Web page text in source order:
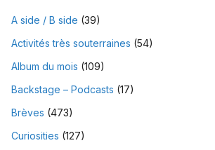
A side / B side (39)
Activités très souterraines (54)
Album du mois (109)
Backstage – Podcasts (17)
Brèves (473)
Curiosities (127)